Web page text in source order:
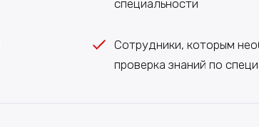
специальности
Сотрудники, которым
проверка знаний по